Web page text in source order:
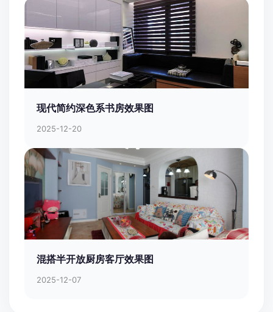
现代简约深色系书房效果图
2025-12-20
混搭半开放厨房客厅效果图
2025-12-07